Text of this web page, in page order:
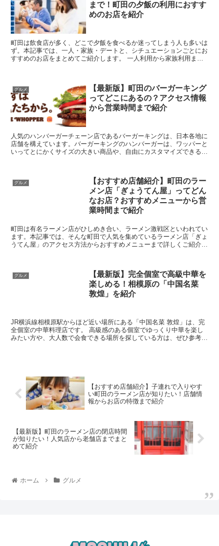
まで！町田の夕飯の利用におすす
めのお店を紹介
町田は飲食店が多く、どこで夕飯を食べるか迷ってしまう人も多いは
ず。本記事では、一人・家族・デートと、シチュエーションごとにお
すすめのお店をまとめてご紹介します。 一人利用から家族利用ま
グルメ
【最新版】町田のバーガーキング
ってどこにあるの？アクセス情報
から営業時間まで紹介
人気のハンバーガーチェーン店であるバーガーキングは、日本各地に
店舗を構えています。バーガーキングのハンバーガーは、ワッパーと
いってとにかくサイズの大きい商品や、自由にカスタマイズできると
グルメ
【おすすめ店舗紹介】町田のラー
メン店「ぎょうてん屋」ってどん
なお店？おすすめメニューから営
業時間まで紹介
町田は有名ラーメン店がひしめき合い、ラーメン激戦区といわれてい
ます。本記事では、そんな町田で人気を集めているラーメン店「ぎょ
うてん屋」のアクセス方法からおすすめメニューまで詳しくご紹介し
グルメ
【最新版】完全個室で高級中華を
楽しめる！相模原の「中国名菜
敦煌」を紹介
JR横浜線相模原駅からほど近い場所にある「中国名菜 敦煌」は、完
全個室の中華料理店です。 高級感のある個室でゆっくり中華を楽し
みたい方や、大人数で会食できる場所を探している方は、ぜひ参考に
【おすすめ店舗紹介】子連れで入りやす
い町田のラーメン店が知りたい！店舗情
報からお店の特徴まで紹介
【最新版】町田のラーメン店の閉店時間
が知りたい！人気店から老舗店までまと
めて紹介
ホーム グルメ